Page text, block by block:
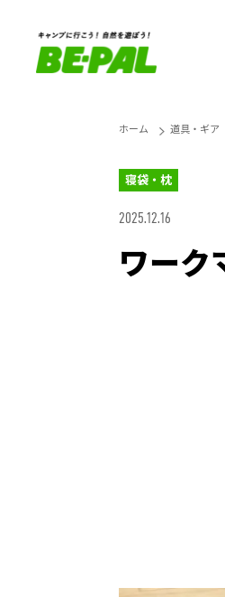
ホーム 道具・ギア
寝袋・枕
2025.12.16
ワーク